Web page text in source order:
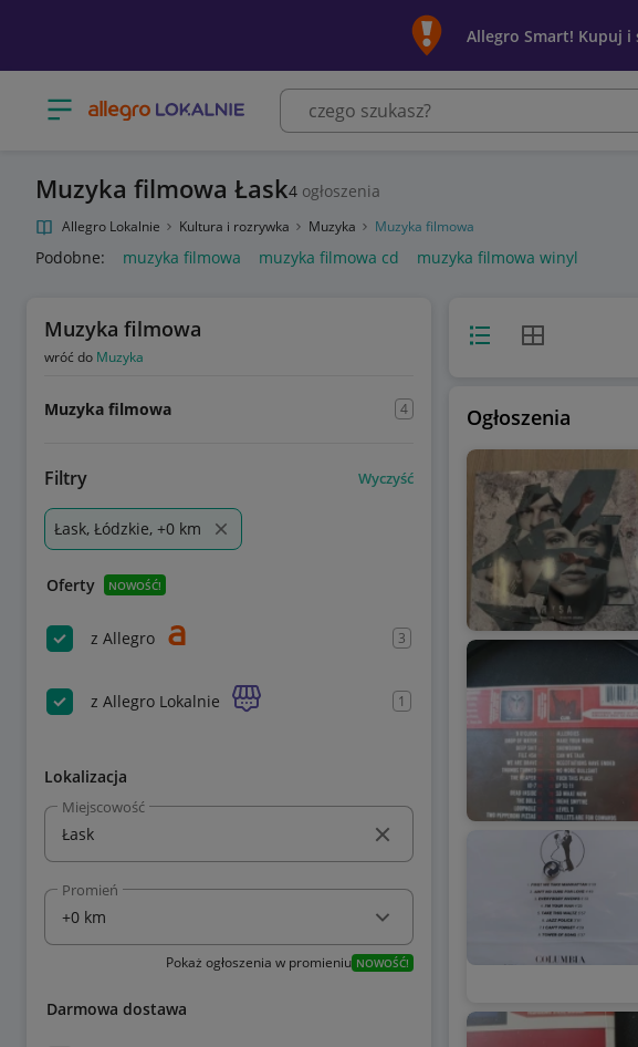
Allegro Smart! Kupuj i
Otwórz menu z kategoriami
Muzyka filmowa Łask4 ogłoszenia
Allegro Lokalnie Kultura i rozrywka Muzyka Muzyka filmowa
Podobne: muzyka filmowa muzyka filmowa cd muzyka filmowa winyl
Muzyka filmowa
wróć do Muzyka
Muzyka filmowa 4
Filtry Wyczyść
Łask, Łódzkie, +0 km
Oferty NOWOŚĆ!
z Allegro 3
z Allegro Lokalnie 1
Lokalizacja
Miejscowość
Promień
Pokaż ogłoszenia w promieniu NOWOŚĆ!
Darmowa dostawa
Widok listyWidok siatki
Ogłoszenia